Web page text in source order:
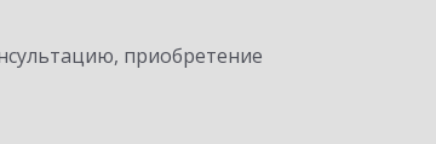
приобретение